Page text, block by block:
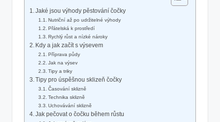
Jaké jsou výhody pěstování čočky
Nutriční až po udržitelné výhody
Přátelská k prostředí
Rychlý růst a nízké nároky
Kdy a jak začít s výsevem
Příprava půdy
Jak na výsev
Tipy a triky
Tipy pro úspěšnou sklizeň čočky
Časování sklizně
Technika sklizně
Uchovávání sklizně
Jak pečovat o čočku během růstu